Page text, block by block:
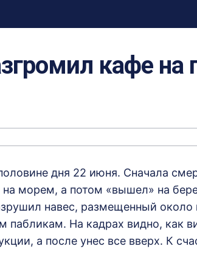
кафе на
дня 22 июня. Сначала
морем, а потом «вышел» на
навес, размещенный около
пабликам. На кадрах видно, как
а после унес все вверх. К